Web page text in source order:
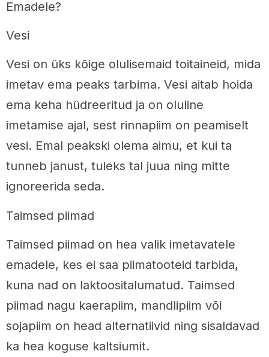
Emadele?
Vesi
Vesi on üks kõige olulisemaid toitaineid, mida
imetav ema peaks tarbima. Vesi aitab hoida
ema keha hüdreeritud ja on oluline
imetamise ajal, sest rinnapiim on peamiselt
vesi. Emal peakski olema aimu, et kui ta
tunneb janust, tuleks tal juua ning mitte
ignoreerida seda.
Taimsed piimad
Taimsed piimad on hea valik imetavatele
emadele, kes ei saa piimatooteid tarbida,
kuna nad on laktoositalumatud. Taimsed
piimad nagu kaerapiim, mandlipiim või
sojapiim on head alternatiivid ning sisaldavad
ka hea koguse kaltsiumit.